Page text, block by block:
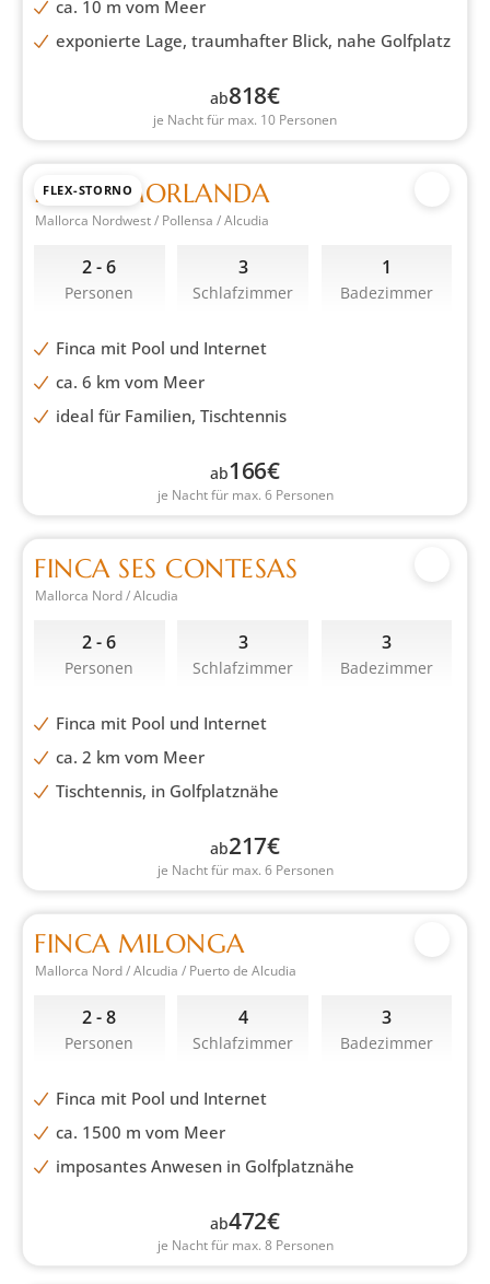
ca. 10 m vom Meer
exponierte Lage, traumhafter Blick, nahe Golfplatz
ab818€
je Nacht für max. 10 Personen
FLEX-STORNO
FINCA MORLANDA
Mallorca Nordwest / Pollensa / Alcudia
2 - 6
Personen
3
Schlafzimmer
1
Badezimmer
Finca mit Pool und Internet
ca. 6 km vom Meer
ideal für Familien, Tischtennis
ab166€
je Nacht für max. 6 Personen
FINCA SES CONTESAS
Mallorca Nord / Alcudia
2 - 6
Personen
3
Schlafzimmer
3
Badezimmer
Finca mit Pool und Internet
ca. 2 km vom Meer
Tischtennis, in Golfplatznähe
ab217€
je Nacht für max. 6 Personen
FINCA MILONGA
Mallorca Nord / Alcudia / Puerto de Alcudia
2 - 8
Personen
4
Schlafzimmer
3
Badezimmer
Finca mit Pool und Internet
ca. 1500 m vom Meer
imposantes Anwesen in Golfplatznähe
ab472€
je Nacht für max. 8 Personen